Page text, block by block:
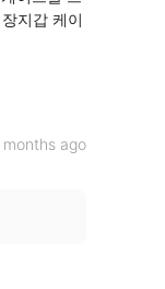
지갑 케이
months ago